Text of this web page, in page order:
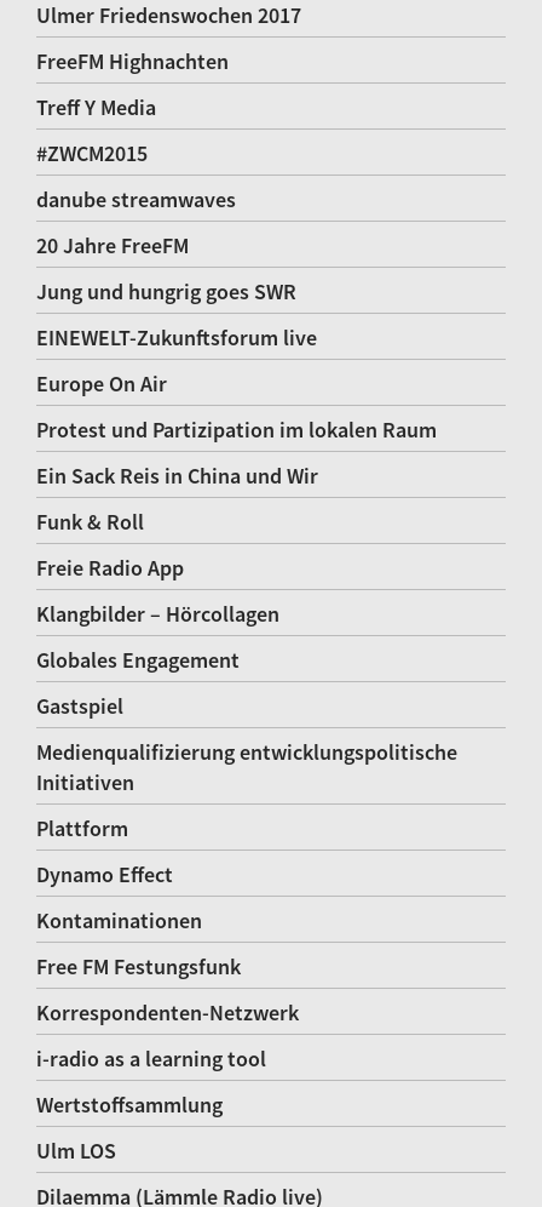
Ulmer Friedenswochen 2017
FreeFM Highnachten
Treff Y Media
#ZWCM2015
danube streamwaves
20 Jahre FreeFM
Jung und hungrig goes SWR
EINEWELT-Zukunftsforum live
Europe On Air
Protest und Partizipation im lokalen Raum
Ein Sack Reis in China und Wir
Funk & Roll
Freie Radio App
Klangbilder – Hörcollagen
Globales Engagement
Gastspiel
Medienqualifizierung entwicklungspolitische
Initiativen
Plattform
Dynamo Effect
Kontaminationen
Free FM Festungsfunk
Korrespondenten-Netzwerk
i-radio as a learning tool
Wertstoffsammlung
Ulm LOS
Dilaemma (Lämmle Radio live)